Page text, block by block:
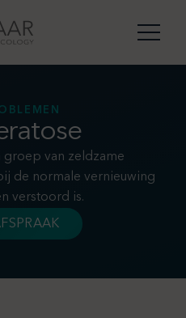
groep van zeldzame
de normale vernieuwing
verstoord is.